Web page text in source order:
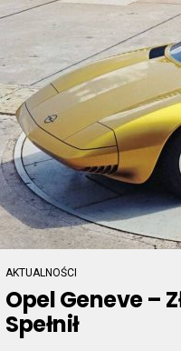
AKTUALNOŚCI
Opel Geneve –
Spełnił